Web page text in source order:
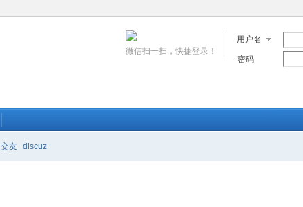
用户名
密码
微信扫一扫，快捷登录！
交友 discuz